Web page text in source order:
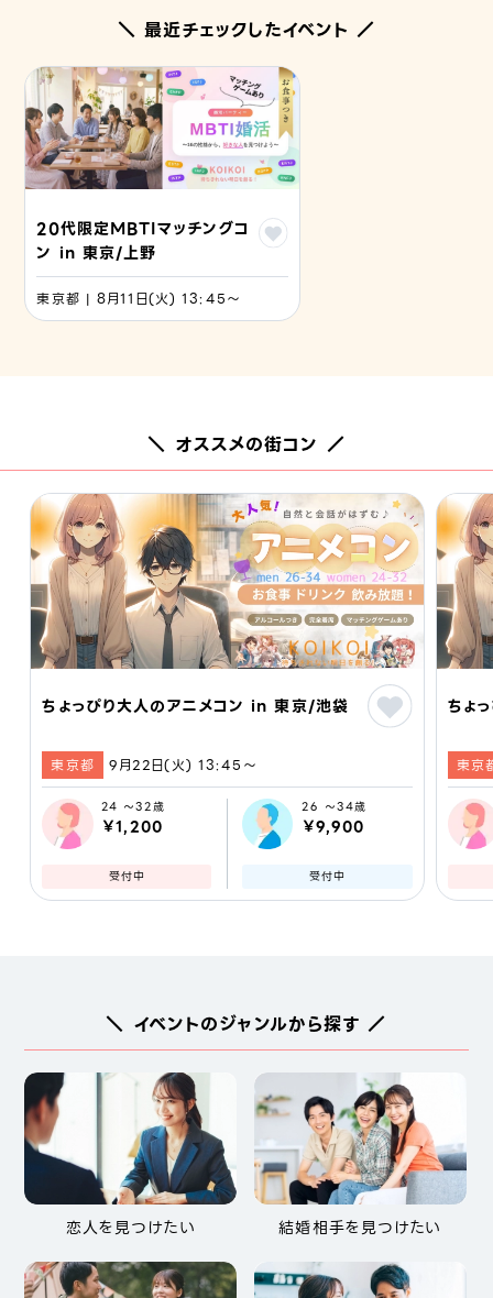
＼ 最近チェックしたイベント ／
20代限定MBTIマッチングコ
ン in 東京/上野
東京都 | 8月11日(火) 13:45〜
＼ オススメの街コン ／
ちょっぴり大人のアニメコン in 東京/池袋
東京都 9月22日(火) 13:45〜
24 ～32歳
￥1,200
受付中
26 ～34歳
￥9,900
受付中
ちょ
東京
＼ イベントのジャンルから探す ／
恋人を見つけたい 結婚相手を見つけたい